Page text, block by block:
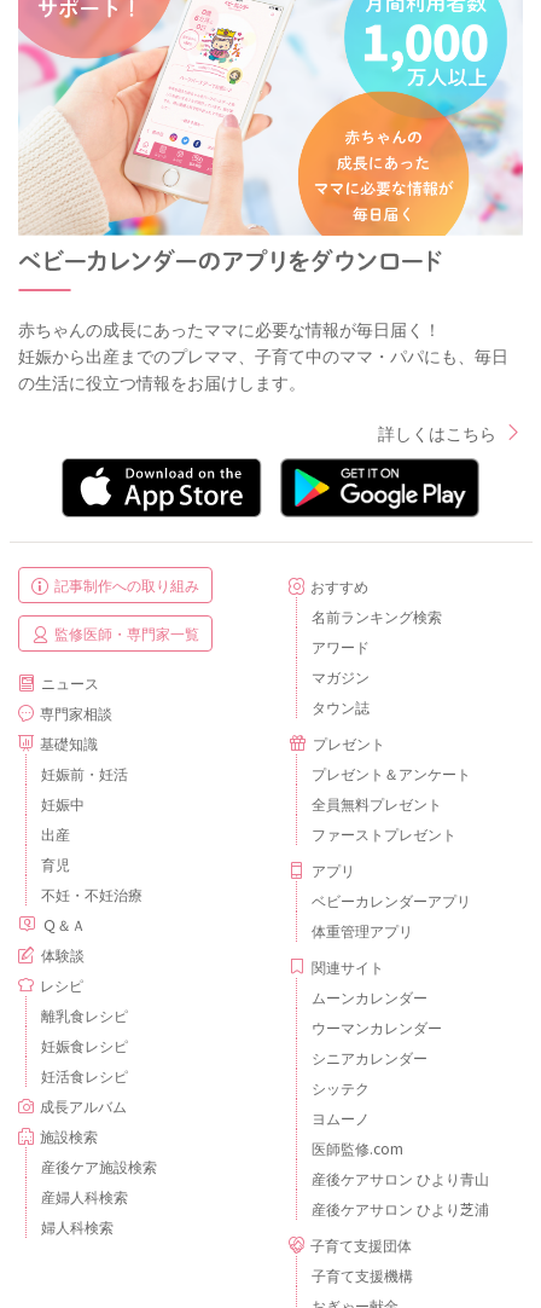
赤ちゃんの成長にあったママに必要な情報が毎日届く！
妊娠から出産までのプレママ、子育て中のママ・パパにも、毎日
の生活に役立つ情報をお届けします。
詳しくはこちら
記事制作への取り組み
監修医師・専門家一覧
ニュース
専門家相談
基礎知識
妊娠前・妊活
妊娠中
出産
育児
不妊・不妊治療
Ｑ＆Ａ
体験談
レシピ
離乳食レシピ
妊娠食レシピ
妊活食レシピ
成長アルバム
施設検索
産後ケア施設検索
産婦人科検索
婦人科検索
おすすめ
名前ランキング検索
アワード
マガジン
タウン誌
プレゼント
プレゼント＆アンケート
全員無料プレゼント
ファーストプレゼント
アプリ
ベビーカレンダーアプリ
体重管理アプリ
関連サイト
ムーンカレンダー
ウーマンカレンダー
シニアカレンダー
シッテク
ヨムーノ
医師監修.com
産後ケアサロン ひより青山
産後ケアサロン ひより芝浦
子育て支援団体
子育て支援機構